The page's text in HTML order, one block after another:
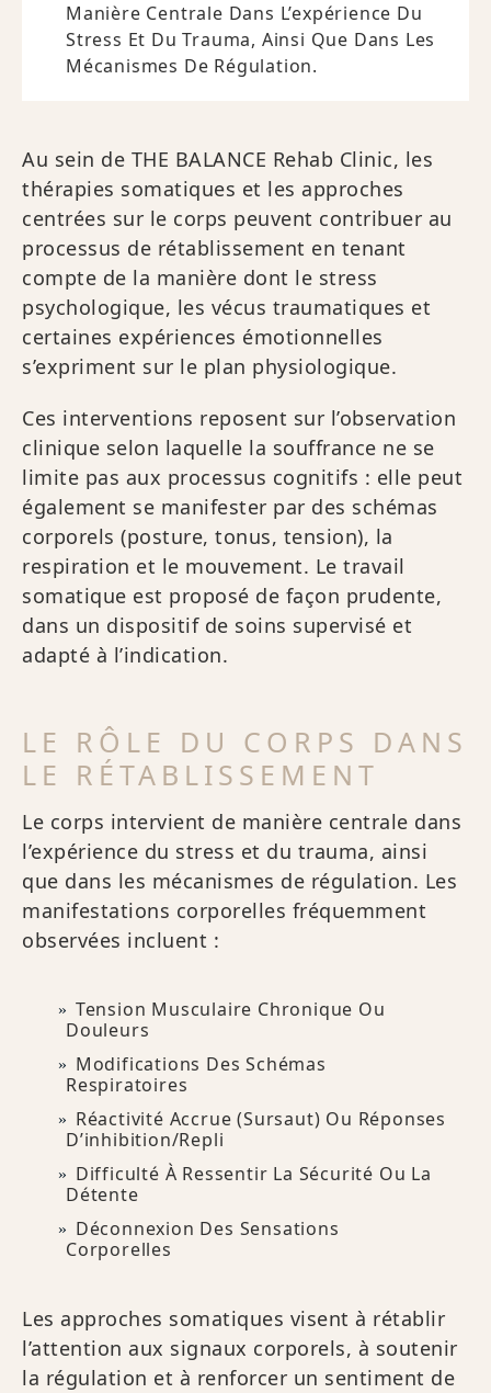
Manière Centrale Dans L’expérience Du
Stress Et Du Trauma, Ainsi Que Dans Les
Mécanismes De Régulation.
Au sein de THE BALANCE Rehab Clinic, les
thérapies somatiques et les approches
centrées sur le corps peuvent contribuer au
processus de rétablissement en tenant
compte de la manière dont le stress
psychologique, les vécus traumatiques et
certaines expériences émotionnelles
s’expriment sur le plan physiologique.
Ces interventions reposent sur l’observation
clinique selon laquelle la souffrance ne se
limite pas aux processus cognitifs : elle peut
également se manifester par des schémas
corporels (posture, tonus, tension), la
respiration et le mouvement. Le travail
somatique est proposé de façon prudente,
dans un dispositif de soins supervisé et
adapté à l’indication.
LE RÔLE DU CORPS DANS
LE RÉTABLISSEMENT
Le corps intervient de manière centrale dans
l’expérience du stress et du trauma, ainsi
que dans les mécanismes de régulation. Les
manifestations corporelles fréquemment
observées incluent :
Tension Musculaire Chronique Ou
Douleurs
Modifications Des Schémas
Respiratoires
Réactivité Accrue (sursaut) Ou Réponses
D’inhibition/repli
Difficulté À Ressentir La Sécurité Ou La
Détente
Déconnexion Des Sensations
Corporelles
Les approches somatiques visent à rétablir
l’attention aux signaux corporels, à soutenir
la régulation et à renforcer un sentiment de